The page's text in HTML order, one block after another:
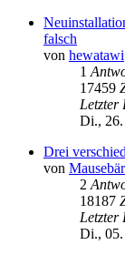
falsch
von hewatawi
1
17459
Letzter
Di., 26.
Drei
von Mausebär
2
18187
Letzter
Di., 05.